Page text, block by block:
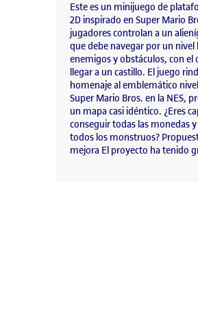
Este es un minijuego de
2D inspirado en Super Mario
jugadores controlan a un
que debe navegar por un nivel
enemigos y obstáculos, con el
llegar a un castillo. El juego
homenaje al emblemático
Super Mario Bros. en la NES,
un mapa casi idéntico. ¿Eres
conseguir todas las monedas
todos los monstruos?
mejora El proyecto ha tenido